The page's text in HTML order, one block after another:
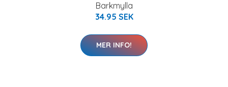
Barkmylla
34.95 SEK
MER INFO!